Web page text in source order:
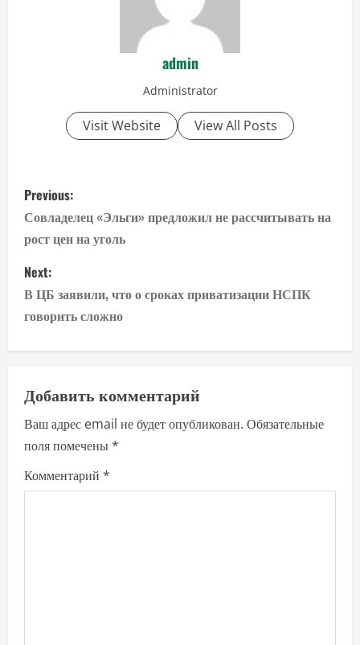
admin
Administrator
Visit Website View All Posts
P
o
s
t
n
a
v
i
g
a
Previous:
Совладелец «Эльги» предложил не рассчитывать на
рост цен на уголь
Next:
В ЦБ заявили, что о сроках приватизации НСПК
говорить сложно
Добавить комментарий
Ваш адрес email не будет опубликован. Обязательные
поля помечены*
Комментарий *